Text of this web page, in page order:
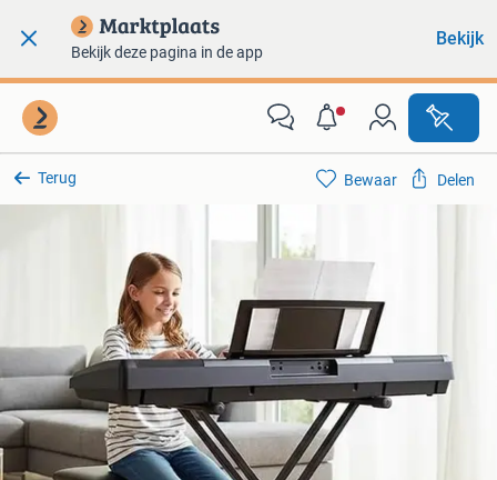
Bekijk deze pagina in de app
Bekijk
Terug Bewaar Delen